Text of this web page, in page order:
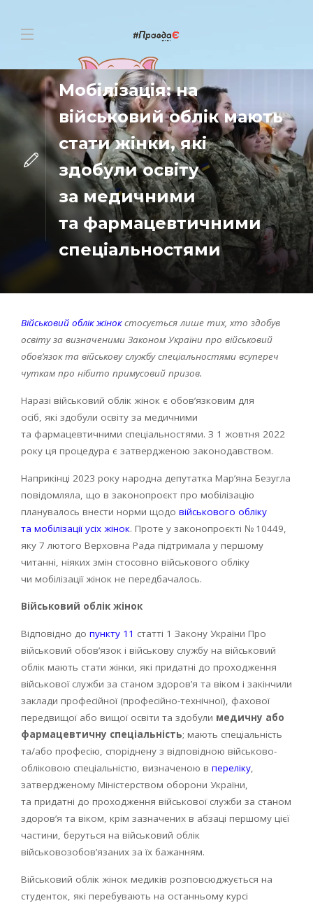
НОВИНИ
Мобілізація: на
військовий облік мають
стати жінки, які
здобули освіту
за медичними
та фармацевтичними
спеціальностями
Військовий облік жінокстосується лише тих, хто здобув
освіту за визначеними Законом України про військовий
обов’язок та військову службу спеціальностями всупереч
чуткам про нібито примусовий призов.
Наразі військовий облік жінок є обов’язковим для
осіб, які здобули освіту за медичними
та фармацевтичними спеціальностями. З 1 жовтня 2022
року ця процедура є затвердженою законодавством.
Наприкінці 2023 року народна депутатка Мар’яна Безугла
повідомляла, що в законопроєкт про мобілізацію
планувалось внести норми щодо військового обліку
та мобілізації усіх жінок. Проте у законопроєкті № 10449,
яку 7 лютого Верховна Рада підтримала у першому
читанні, ніяких змін стосовно військового обліку
чи мобілізації жінок не передбачалось.
Військовий облік жінок
Відповідно до пункту 11 статті 1 Закону України Про
військовий обов’язок і військову службу на військовий
облік мають стати жінки, які придатні до проходження
військової служби за станом здоров’я та віком і закінчили
заклади професійної (професійно-технічної), фахової
передвищої або вищої освіти та здобули медичну або
фармацевтичну спеціальність; мають спеціальність
та/або професію, споріднену з відповідною військово-
обліковою спеціальністю, визначеною в переліку,
затвердженому Міністерством оборони України,
та придатні до проходження військової служби за станом
здоров’я та віком, крім зазначених в абзаці першому цієї
частини, беруться на військовий облік
військовозобов’язаних за їх бажанням.
Військовий облік жінок медиків розповсюджується на
студенток, які перебувають на останньому курсі